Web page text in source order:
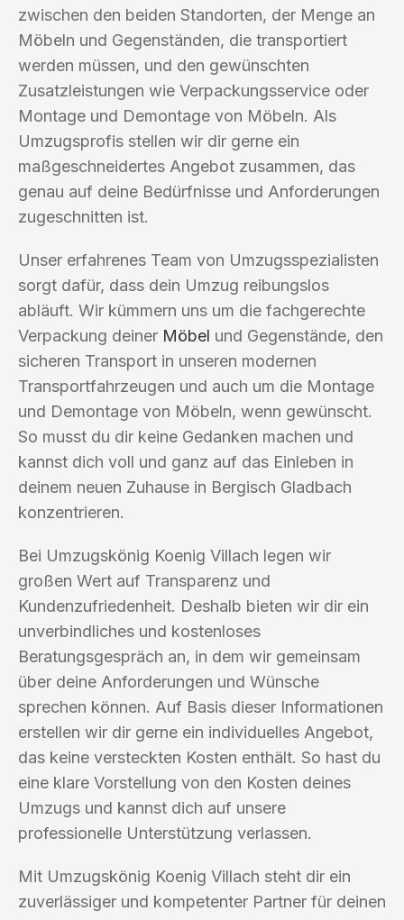
zwischen den beiden Standorten, der Menge an
Möbeln und Gegenständen, die transportiert
werden müssen, und den gewünschten
Zusatzleistungen wie Verpackungsservice oder
Montage und Demontage von Möbeln. Als
Umzugsprofis stellen wir dir gerne ein
maßgeschneidertes Angebot zusammen, das
genau auf deine Bedürfnisse und Anforderungen
zugeschnitten ist.
Unser erfahrenes Team von Umzugsspezialisten
sorgt dafür, dass dein Umzug reibungslos
abläuft. Wir kümmern uns um die fachgerechte
Verpackung deiner Möbel und Gegenstände, den
sicheren Transport in unseren modernen
Transportfahrzeugen und auch um die Montage
und Demontage von Möbeln, wenn gewünscht.
So musst du dir keine Gedanken machen und
kannst dich voll und ganz auf das Einleben in
deinem neuen Zuhause in Bergisch Gladbach
konzentrieren.
Bei Umzugskönig Koenig Villach legen wir
großen Wert auf Transparenz und
Kundenzufriedenheit. Deshalb bieten wir dir ein
unverbindliches und kostenloses
Beratungsgespräch an, in dem wir gemeinsam
über deine Anforderungen und Wünsche
sprechen können. Auf Basis dieser Informationen
erstellen wir dir gerne ein individuelles Angebot,
das keine versteckten Kosten enthält. So hast du
eine klare Vorstellung von den Kosten deines
Umzugs und kannst dich auf unsere
professionelle Unterstützung verlassen.
Mit Umzugskönig Koenig Villach steht dir ein
zuverlässiger und kompetenter Partner für deinen